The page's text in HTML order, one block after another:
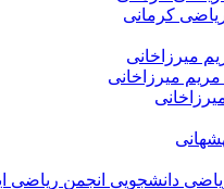
کرمانی
میرزاخانی
میرزاخانی
دانشجویی انجمن ریاضی